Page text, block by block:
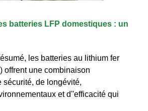
batteries LFP domestiques : un
les batteries au lithium fer
offrent une combinaison
sécurité, de longévité,
et d''efficacité qui